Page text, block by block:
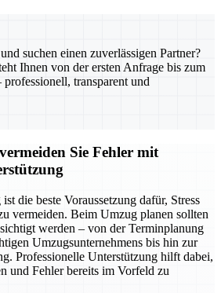
suchen einen zuverlässigen Partner?
Ihnen von der ersten Anfrage bis zum
transparent und
Sie Fehler mit
die beste Voraussetzung dafür, Stress
vermeiden. Beim Umzug planen sollten
werden – von der Terminplanung
Umzugsunternehmens bis hin zur
Professionelle Unterstützung hilft dabei,
und Fehler bereits im Vorfeld zu